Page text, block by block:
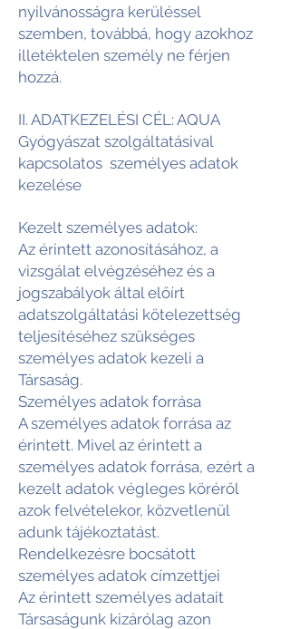
nyilvánosságra kerüléssel
szemben, továbbá, hogy azokhoz
illetéktelen személy ne férjen
hozzá.
II. ADATKEZELÉSI CÉL: AQUA
Gyógyászat szolgáltatásival
kapcsolatos személyes adatok
kezelése
Kezelt személyes adatok:
Az érintett azonosításához, a
vizsgálat elvégzéséhez és a
jogszabályok által előírt
adatszolgáltatási kötelezettség
teljesítéséhez szükséges
személyes adatok kezeli a
Társaság.
Személyes adatok forrása
A személyes adatok forrása az
érintett. Mivel az érintett a
személyes adatok forrása, ezért a
kezelt adatok végleges köréről
azok felvételekor, közvetlenül
adunk tájékoztatást.
Rendelkezésre bocsátott
személyes adatok címzettjei
Az érintett személyes adatait
Társaságunk kizárólag azon